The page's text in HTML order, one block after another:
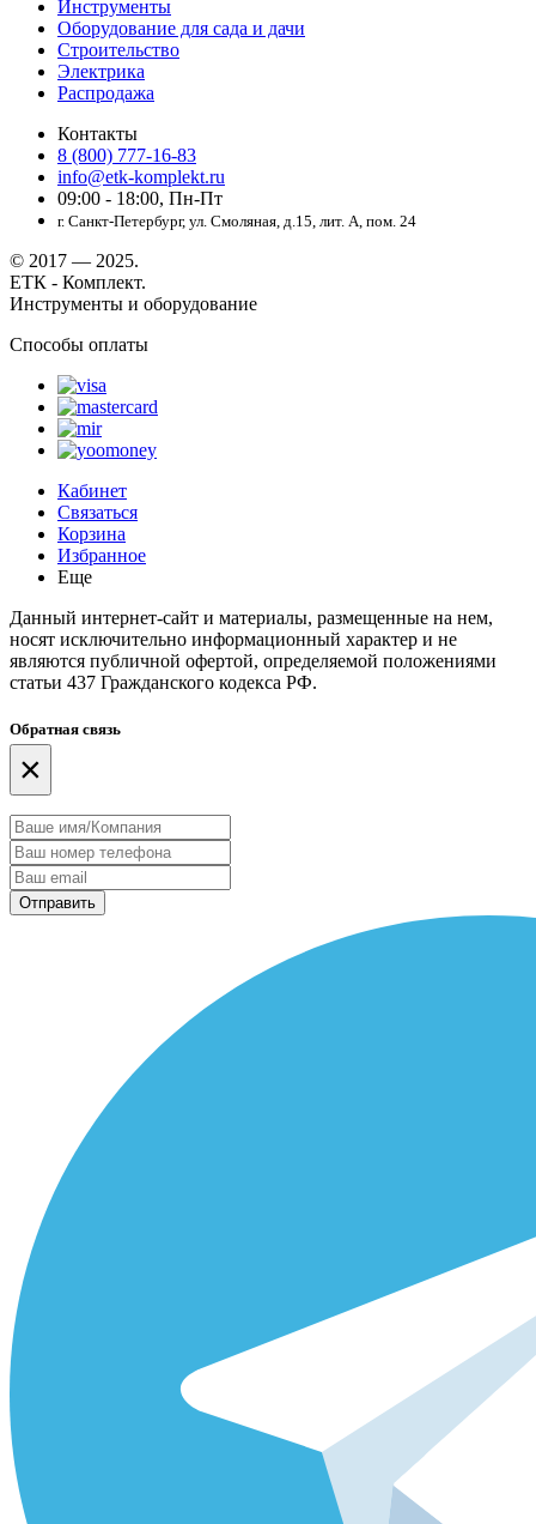
Инструменты
Оборудование для сада и дачи
Строительство
Электрика
Распродажа
Контакты
8 (800) 777-16-83
info@etk-komplekt.ru
09:00 - 18:00, Пн-Пт
г. Санкт-Петербург, ул. Смоляная, д.15, лит. А, пом. 24
© 2017 — 2025.
ЕТК - Комплект.
Инструменты и оборудование
Способы оплаты
Кабинет
Связаться
Корзина
Избранное
Еще
Данный интернет-сайт и материалы, размещенные на нем,
носят исключительно информационный характер и не
являются публичной офертой, определяемой положениями
статьи 437 Гражданского кодекса РФ.
Обратная связь
×
Отправить